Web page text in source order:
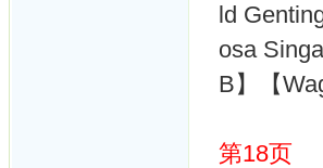
ld
osa
B】【
第18页